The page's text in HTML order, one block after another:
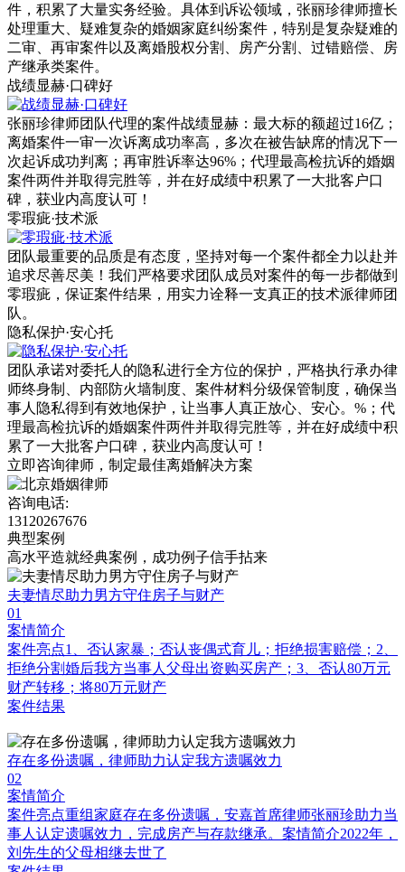
件，积累了大量实务经验。具体到诉讼领域，张丽珍律师擅长
处理重大、疑难复杂的婚姻家庭纠纷案件，特别是复杂疑难的
二审、再审案件以及离婚股权分割、房产分割、过错赔偿、房
产继承类案件。
战绩显赫·口碑好
张丽珍律师团队代理的案件战绩显赫：最大标的额超过16亿；
离婚案件一审一次诉离成功率高，多次在被告缺席的情况下一
次起诉成功判离；再审胜诉率达96%；代理最高检抗诉的婚姻
案件两件并取得完胜等，并在好成绩中积累了一大批客户口
碑，获业内高度认可！
零瑕疵·技术派
团队最重要的品质是有态度，坚持对每一个案件都全力以赴并
追求尽善尽美！我们严格要求团队成员对案件的每一步都做到
零瑕疵，保证案件结果，用实力诠释一支真正的技术派律师团
队。
隐私保护·安心托
团队承诺对委托人的隐私进行全方位的保护，严格执行承办律
师终身制、内部防火墙制度、案件材料分级保管制度，确保当
事人隐私得到有效地保护，让当事人真正放心、安心。%；代
理最高检抗诉的婚姻案件两件并取得完胜等，并在好成绩中积
累了一大批客户口碑，获业内高度认可！
立即咨询律师， 制定最佳离婚解决方案
咨询电话:
13120267676
典型案例
高水平造就经典案例，成功例子信手拈来
夫妻情尽助力男方守住房子与财产
01
案情简介
案件亮点1、否认家暴；否认丧偶式育儿；拒绝损害赔偿；2、
拒绝分割婚后我方当事人父母出资购买房产；3、否认80万元
财产转移；将80万元财产
案件结果
存在多份遗嘱，律师助力认定我方遗嘱效力
02
案情简介
案件亮点重组家庭存在多份遗嘱，安嘉首席律师张丽珍助力当
事人认定遗嘱效力，完成房产与存款继承。案情简介2022年，
刘先生的父母相继去世了